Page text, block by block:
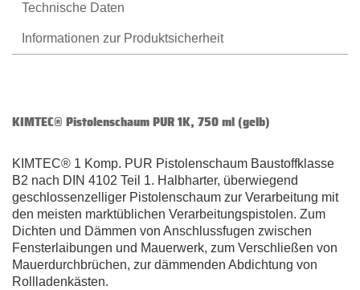
Technische Daten
Informationen zur Produktsicherheit
KIMTEC® Pistolenschaum PUR 1K, 750 ml (gelb)
KIMTEC® 1 Komp. PUR Pistolenschaum Baustoffklasse
B2 nach DIN 4102 Teil 1. Halbharter, überwiegend
geschlossenzelliger Pistolenschaum zur Verarbeitung mit
den meisten marktüblichen Verarbeitungspistolen. Zum
Dichten und Dämmen von Anschlussfugen zwischen
Fensterlaibungen und Mauerwerk, zum Verschließen von
Mauerdurchbrüchen, zur dämmenden Abdichtung von
Rollladenkästen.